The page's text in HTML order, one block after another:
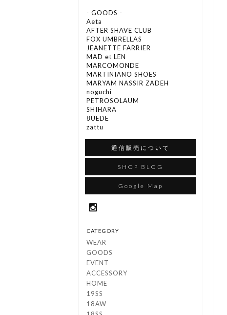
- GOODS -
Aeta
AFTER SHAVE CLUB
FOX UMBRELLAS
JEANETTE FARRIER
MAD et LEN
MARCOMONDE
MARTINIANO SHOES
MARYAM NASSIR ZADEH
noguchi
PETROSOLAUM
SHIHARA
8UEDE
zattu
通信販売について
SHOP BLOG
Google Map
CATEGORY
WEAR
GOODS
EVENT
ACCESSORY
HOME
19SS
18AW